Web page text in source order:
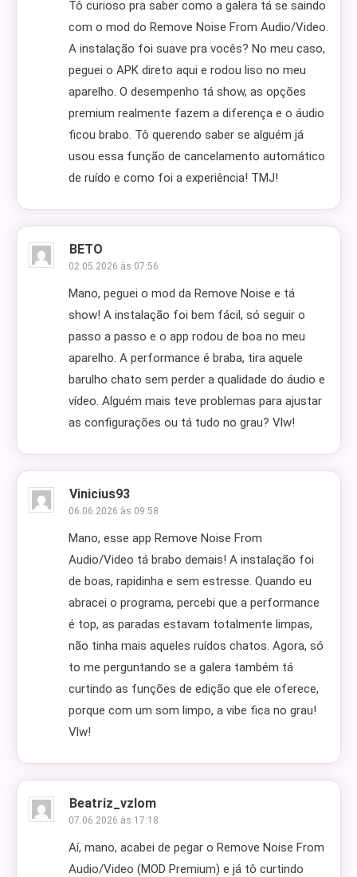
Tô curioso pra saber como a galera tá se saindo
com o mod do Remove Noise From Audio/Video.
A instalação foi suave pra vocês? No meu caso,
peguei o APK direto aqui e rodou liso no meu
aparelho. O desempenho tá show, as opções
premium realmente fazem a diferença e o áudio
ficou brabo. Tô querendo saber se alguém já
usou essa função de cancelamento automático
de ruído e como foi a experiência! TMJ!
BETO
02.05.2026 às 07:56
Mano, peguei o mod da Remove Noise e tá
show! A instalação foi bem fácil, só seguir o
passo a passo e o app rodou de boa no meu
aparelho. A performance é braba, tira aquele
barulho chato sem perder a qualidade do áudio e
vídeo. Alguém mais teve problemas para ajustar
as configurações ou tá tudo no grau? Vlw!
Vinicius93
06.06.2026 às 09:58
Mano, esse app Remove Noise From
Audio/Video tá brabo demais! A instalação foi
de boas, rapidinha e sem estresse. Quando eu
abracei o programa, percebi que a performance
é top, as paradas estavam totalmente limpas,
não tinha mais aqueles ruídos chatos. Agora, só
to me perguntando se a galera também tá
curtindo as funções de edição que ele oferece,
porque com um som limpo, a vibe fica no grau!
Vlw!
Beatriz_vzlom
07.06.2026 às 17:18
Aí, mano, acabei de pegar o Remove Noise From
Audio/Video (MOD Premium) e já tô curtindo